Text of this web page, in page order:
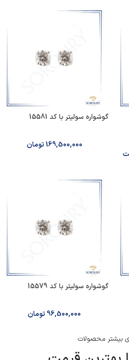
گوشواره سولیتر با کد 15581
169,500,000تومان
گوشواره سولیتر با کد 15579
96,500,000تومان
بیشتر محصولات